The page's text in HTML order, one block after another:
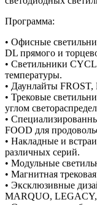
Программа:
• Офисные
DL прямого и
• Светильники
температуры.
• Даунлайты
• Трековые
углом
•
FOOD для
• Накладные и
различных серий.
• Модульные
• Магнитная
• Эксклюзивные
MARQUO,